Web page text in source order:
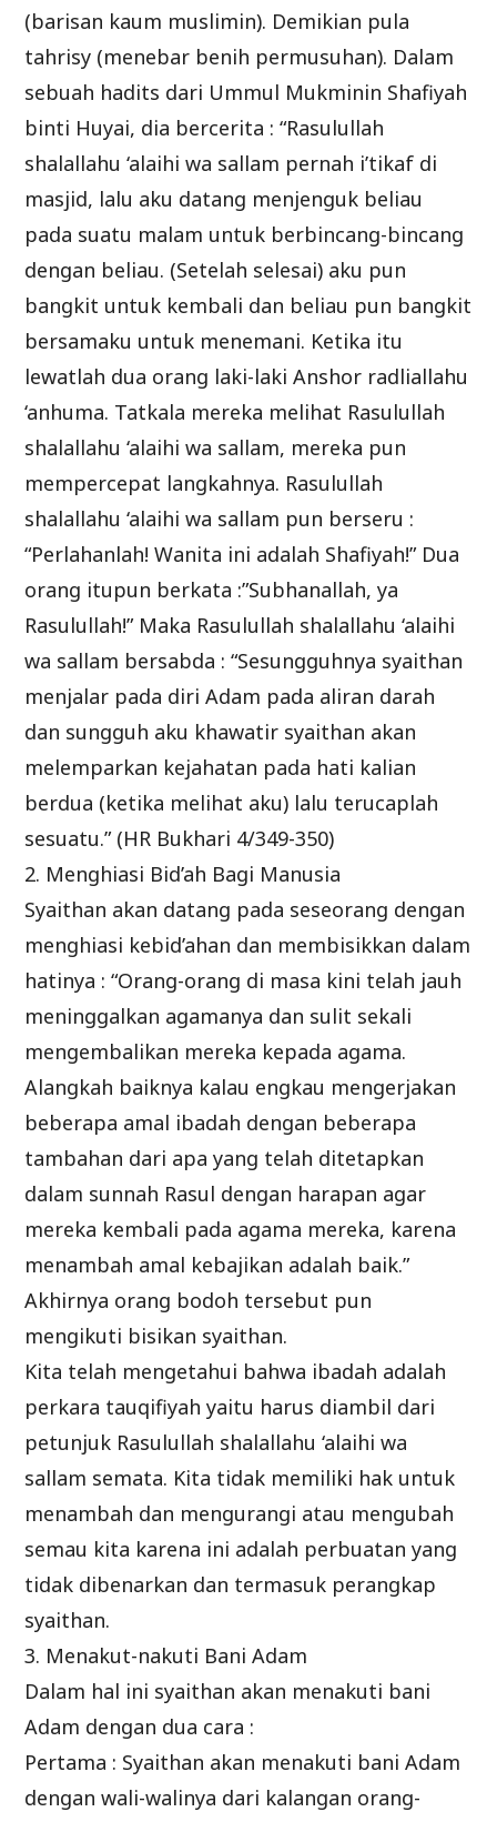
(barisan kaum muslimin). Demikian pula
tahrisy (menebar benih permusuhan). Dalam
sebuah hadits dari Ummul Mukminin Shafiyah
binti Huyai, dia bercerita : “Rasulullah
shalallahu ‘alaihi wa sallam pernah i’tikaf di
masjid, lalu aku datang menjenguk beliau
pada suatu malam untuk berbincang-bincang
dengan beliau. (Setelah selesai) aku pun
bangkit untuk kembali dan beliau pun bangkit
bersamaku untuk menemani. Ketika itu
lewatlah dua orang laki-laki Anshor radliallahu
‘anhuma. Tatkala mereka melihat Rasulullah
shalallahu ‘alaihi wa sallam, mereka pun
mempercepat langkahnya. Rasulullah
shalallahu ‘alaihi wa sallam pun berseru :
“Perlahanlah! Wanita ini adalah Shafiyah!” Dua
orang itupun berkata :”Subhanallah, ya
Rasulullah!” Maka Rasulullah shalallahu ‘alaihi
wa sallam bersabda : “Sesungguhnya syaithan
menjalar pada diri Adam pada aliran darah
dan sungguh aku khawatir syaithan akan
melemparkan kejahatan pada hati kalian
berdua (ketika melihat aku) lalu terucaplah
sesuatu.” (HR Bukhari 4/349-350)
2. Menghiasi Bid’ah Bagi Manusia
Syaithan akan datang pada seseorang dengan
menghiasi kebid’ahan dan membisikkan dalam
hatinya : “Orang-orang di masa kini telah jauh
meninggalkan agamanya dan sulit sekali
mengembalikan mereka kepada agama.
Alangkah baiknya kalau engkau mengerjakan
beberapa amal ibadah dengan beberapa
tambahan dari apa yang telah ditetapkan
dalam sunnah Rasul dengan harapan agar
mereka kembali pada agama mereka, karena
menambah amal kebajikan adalah baik.”
Akhirnya orang bodoh tersebut pun
mengikuti bisikan syaithan.
Kita telah mengetahui bahwa ibadah adalah
perkara tauqifiyah yaitu harus diambil dari
petunjuk Rasulullah shalallahu ‘alaihi wa
sallam semata. Kita tidak memiliki hak untuk
menambah dan mengurangi atau mengubah
semau kita karena ini adalah perbuatan yang
tidak dibenarkan dan termasuk perangkap
syaithan.
3. Menakut-nakuti Bani Adam
Dalam hal ini syaithan akan menakuti bani
Adam dengan dua cara :
Pertama : Syaithan akan menakuti bani Adam
dengan wali-walinya dari kalangan orang-